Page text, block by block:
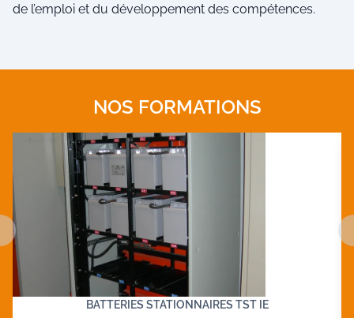
de l’emploi et du développement des compétences.
NOS FORMATIONS
BATTERIES STATIONNAIRES TST IE